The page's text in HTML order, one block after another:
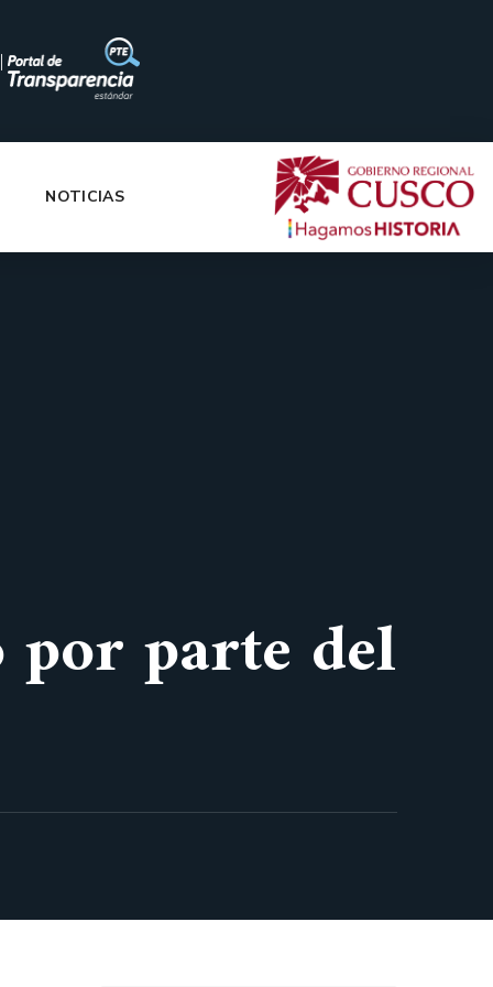
|
NOTICIAS
parte del